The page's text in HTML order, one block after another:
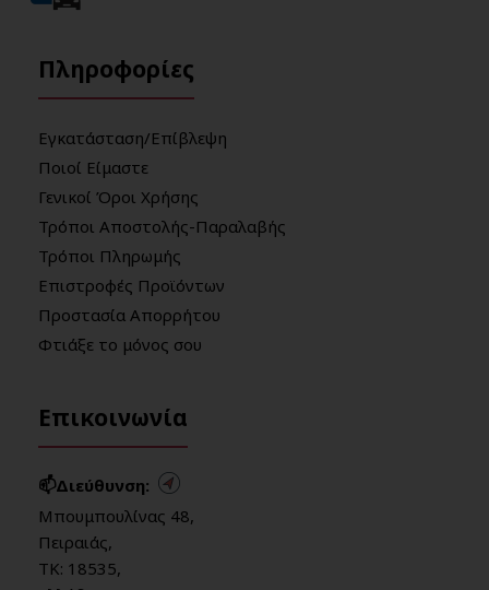
Πληροφορίες
Εγκατάσταση/Επίβλεψη
Ποιοί Είμαστε
Γενικοί Όροι Χρήσης
Τρόποι Αποστολής-Παραλαβής
Τρόποι Πληρωμής
Επιστροφές Προϊόντων
Προστασία Απορρήτου
Φτιάξε το μόνος σου
Επικοινωνία
📫Διεύθυνση:
Μπουμπουλίνας 48,
Πειραιάς,
ΤΚ: 18535,